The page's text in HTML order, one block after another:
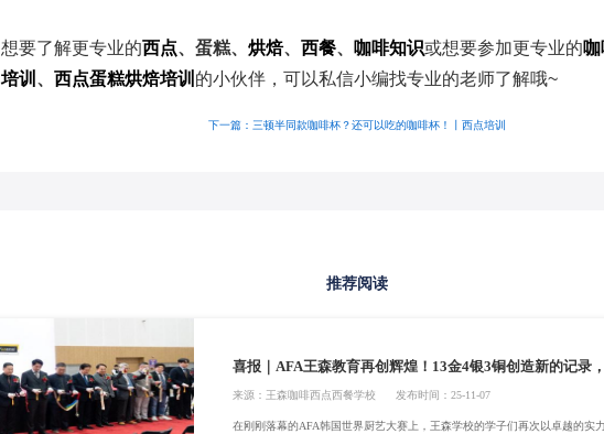
想要了解更专业的西点、蛋糕、烘焙、西餐、 咖啡知识或想要参加更专业的咖
培训 、西点蛋糕烘焙培训 的小伙伴，可以私信小编找专业的老师了解哦~
下一篇：三顿半同款咖啡杯？还可以吃的咖啡杯！丨西点培训
推荐阅读
喜报｜AFA王森教育再创辉煌！13金4银3铜创造新的记录
来源： 王森咖啡西点西餐学校 发布时间：25-11-07
在刚刚落幕的AFA韩国世界厨艺大赛上，王森学校的学子们再次以卓越的实